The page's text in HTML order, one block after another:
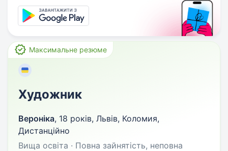
Максимальне резюме
Художник
Вероніка, 18 років, Львів, Коломия,
Дистанційно
Вища освіта · Повна зайнятість, неповна